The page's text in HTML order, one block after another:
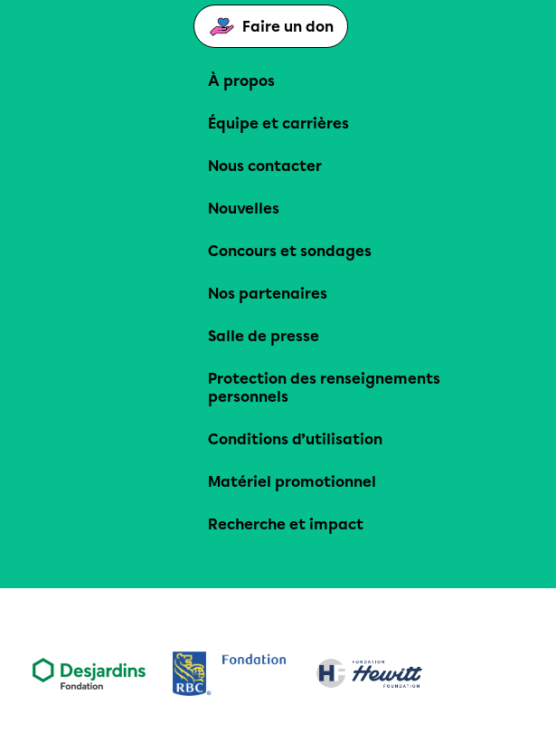
Faire un don
À propos
Équipe et carrières
Nous contacter
Nouvelles
Concours et sondages
Nos partenaires
Salle de presse
Protection des renseignements
personnels
Conditions d’utilisation
Matériel promotionnel
Recherche et impact